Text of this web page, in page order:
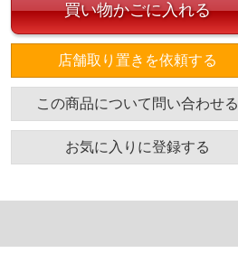
異なる場合がございます。
カラー
のではなく、繰り返しの着用や汚れの
ましたら弱い手洗いで汚れを落とし、
肩幅 アームホール
買い物かごに入れる
店舗取り置きを依頼する
この商品について問い合わせる
お気に入りに登録する